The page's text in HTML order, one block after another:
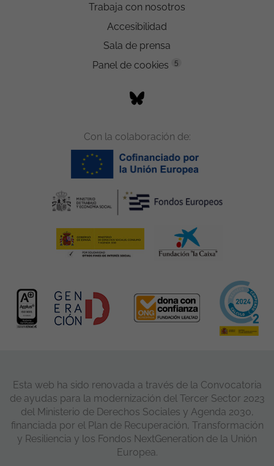
Trabaja con nosotros
Accesibilidad
Sala de prensa
Panel de cookies
5
Con la colaboración de:
Esta web ha sido renovada a través de la Convocatoria
de ayudas para la modernización del Tercer Sector 2023
del Ministerio de Derechos Sociales y Agenda 2030,
financiada por el Plan de Recuperación, Transformación
y Resiliencia y los Fondos NextGeneration de la Unión
Europea.